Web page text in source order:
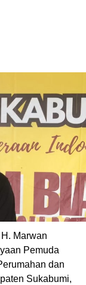
Marwan
Pemuda
dan
Sukabumi,